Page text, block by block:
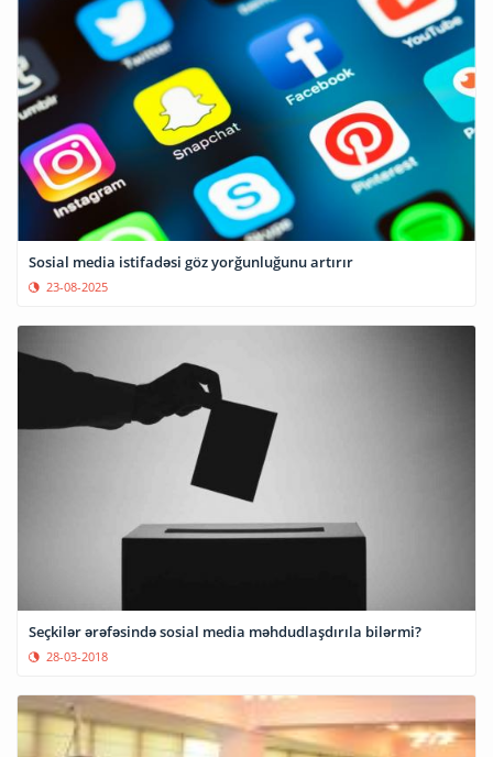
Sosial media istifadəsi göz yorğunluğunu artırır
23-08-2025
Seçkilər ərəfəsində sosial media məhdudlaşdırıla bilərmi?
28-03-2018